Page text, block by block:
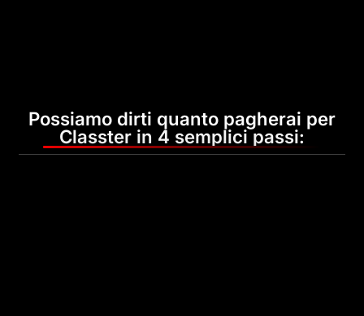
Possiamo dirti quanto pagherai per
Classter in 4 semplici passi: